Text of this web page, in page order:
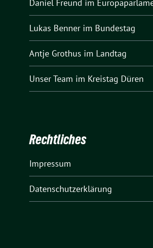
Daniel Freund im
Lukas Benner im Bundestag
Antje Grothus im Landtag
Unser Team im Kreistag Düren
Rechtliches
Impressum
Datenschutzerklärung